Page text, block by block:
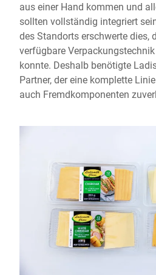
aus einer Hand kommen und
sollten vollständig integriert
des Standorts erschwerte dies,
verfügbare
konnte. Deshalb benötigte
Partner, der eine komplette
auch Fremdkomponenten